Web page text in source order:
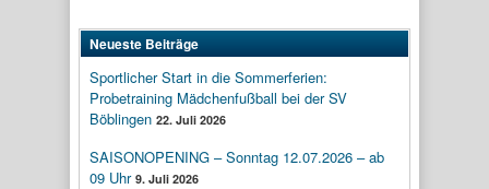
Neueste Beiträge
Sportlicher Start in die Sommerferien:
Probetraining Mädchenfußball bei der SV
Böblingen 22. Juli 2026
SAISONOPENING – Sonntag 12.07.2026 – ab
09 Uhr 9. Juli 2026